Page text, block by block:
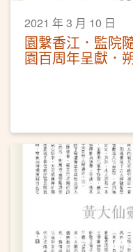
2021 年 3 月 10 日
園繫香江．監
園百周年呈獻．